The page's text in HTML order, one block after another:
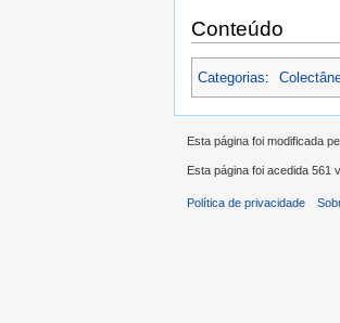
Conteúdo
Categorias:
Esta página foi modificada
Esta página foi acedida 561
Política de privacidade